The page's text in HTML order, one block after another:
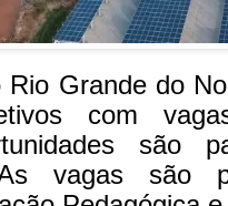
Grande do
com
são
vagas são